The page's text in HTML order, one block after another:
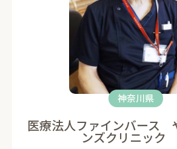
神奈川県
医療法人ファインバース
ンズクリニック